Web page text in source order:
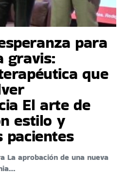
para
gravis:
que
El arte de
estilo y
pacientes
La aprobación de una nueva